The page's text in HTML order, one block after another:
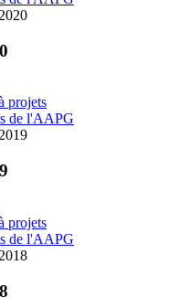
projets
de l'AAPG
projets
de l'AAPG